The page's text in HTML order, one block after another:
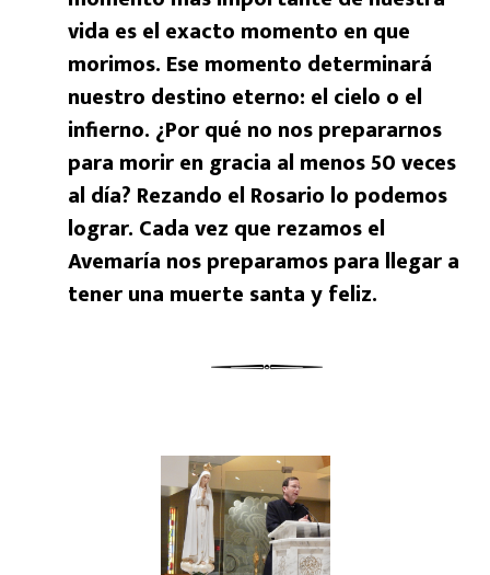
vida es el exacto momento en que
morimos. Ese momento determinará
nuestro destino eterno: el cielo o el
infierno. ¿Por qué no nos prepararnos
para morir en gracia al menos 50 veces
al día? Rezando el Rosario lo podemos
lograr. Cada vez que rezamos el
Avemaría nos preparamos para llegar a
tener una muerte santa y feliz.